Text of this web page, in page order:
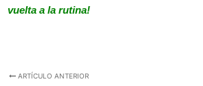
vuelta a la rutina!
ARTÍCULO ANTERIOR